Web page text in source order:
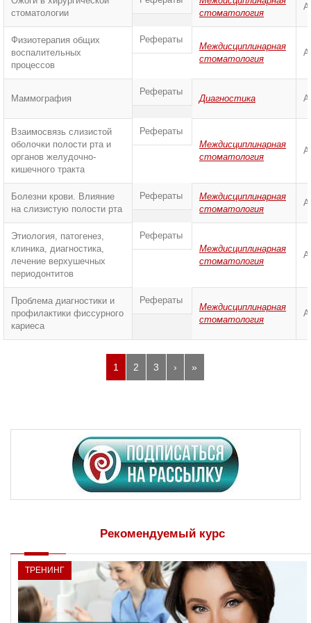
стоматологии
стоматология
Физиотерапия общих
воспалительных
процессов
Рефераты
Междисциплинарная
стоматология
Маммография
Рефераты
Диагностика
Взаимосвязь слизистой
оболочки полости рта и
органов желудочно-
кишечного тракта
Рефераты
Междисциплинарная
стоматология
Болезни крови. Влияние
на слизистую полости рта
Рефераты
Междисциплинарная
стоматология
Этиология, патогенез,
клиника, диагностика,
лечение верхушечных
периодонтитов
Рефераты
Междисциплинарная
стоматология
Проблема диагностики и
профилактики фиссурного
кариеса
Рефераты
Междисциплинарная
стоматология
1 2 3 › »
Рекомендуемый курс
ТРЕНИНГ